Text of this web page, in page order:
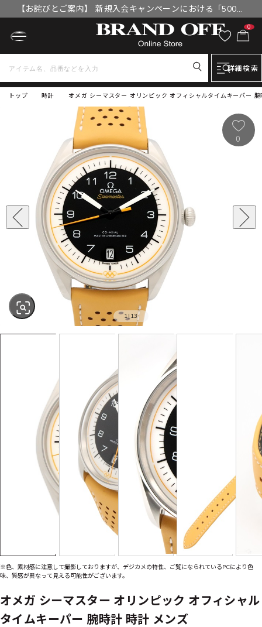
【お詫びとご案内】 新規入会キャンペーンにおける「500円
OFFクーポン」付与漏れと補填について
0
詳細検索
トップ オメガ シーマスター オリンピック オフィシャルタイムキーパー
時計
SOLD OUT
1 | 13
0
※色、素材感に注意して撮影しておりますが、デジカメの特性、ご覧になられているPCにより色
味、質感が異なって見える可能性がございます。
オメガ シーマスター オリンピック オフィシャル
タイムキーパー 腕時計 時計 メンズ